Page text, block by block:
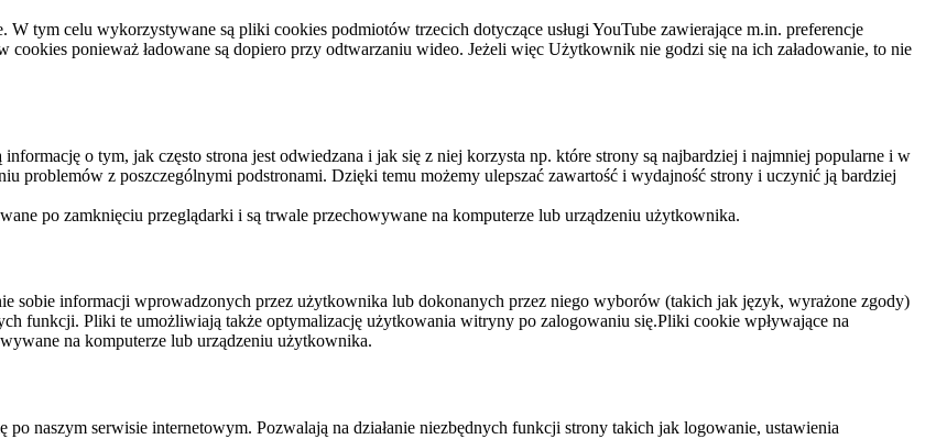
tym celu wykorzystywane są pliki cookies podmiotów trzecich dotyczące usługi YouTube zawierające m.in. preferencje
ponieważ ładowane są dopiero przy odtwarzaniu wideo. Jeżeli więc Użytkownik nie godzi się na ich załadowanie, to nie
o tym, jak często strona jest odwiedzana i jak się z niej korzysta np. które strony są najbardziej i najmniej popularne i w
problemów z poszczególnymi podstronami. Dzięki temu możemy ulepszać zawartość i wydajność strony i uczynić ją bardziej
po zamknięciu przeglądarki i są trwale przechowywane na komputerze lub urządzeniu użytkownika.
sobie informacji wprowadzonych przez użytkownika lub dokonanych przez niego wyborów (takich jak język, wyrażone zgody)
funkcji. Pliki te umożliwiają także optymalizację użytkowania witryny po zalogowaniu się.Pliki cookie wpływające na
na komputerze lub urządzeniu użytkownika.
naszym serwisie internetowym. Pozwalają na działanie niezbędnych funkcji strony takich jak logowanie, ustawienia